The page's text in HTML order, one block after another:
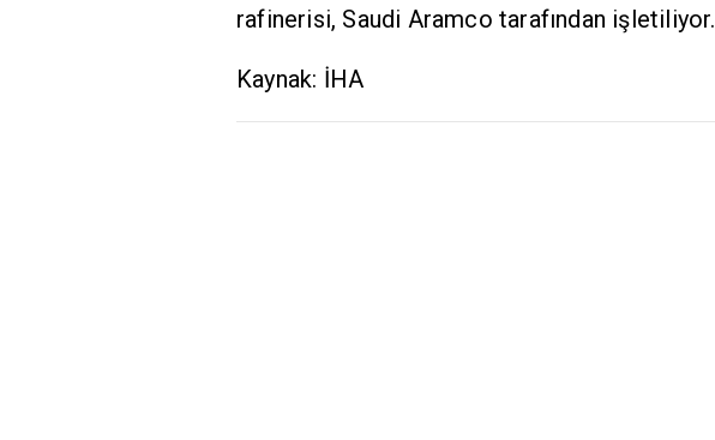
rafinerisi, Saudi Aramco tarafından işletiliyor.
Kaynak: İHA